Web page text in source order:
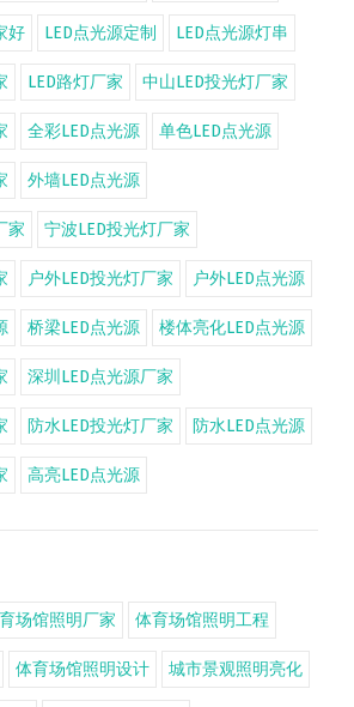
好 LED点光源定制 LED点光源灯串
LED路灯厂家 中山LED投光灯厂家
全彩LED点光源 单色LED点光源
外墙LED点光源
家 宁波LED投光灯厂家
户外LED投光灯厂家 户外LED点光源
桥梁LED点光源 楼体亮化LED点光源
深圳LED点光源厂家
防水LED投光灯厂家 防水LED点光源
高亮LED点光源
场馆照明厂家 体育场馆照明工程
体育场馆照明设计 城市景观照明亮化